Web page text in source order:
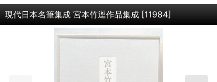
現代日本名筆集成 宮本竹逕作品集成 [11984]